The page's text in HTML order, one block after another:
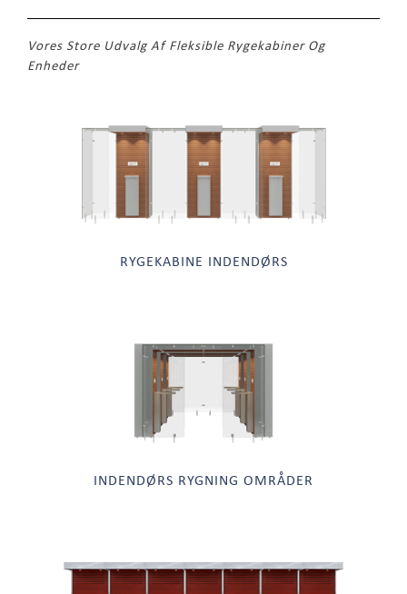
Vores Store Udvalg Af Fleksible Rygekabiner Og
Enheder
RYGEKABINE INDENDØRS
INDENDØRS RYGNING OMRÅDER